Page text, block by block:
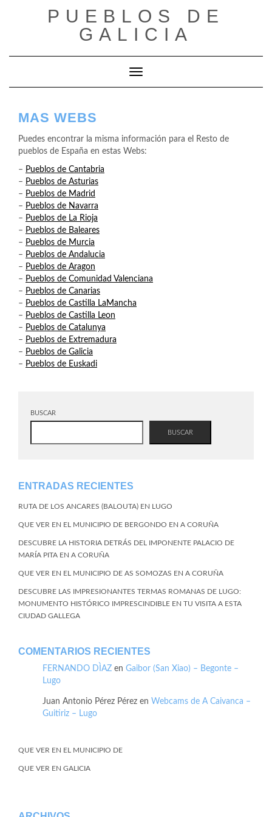
PUEBLOS DE
GALICIA
Cambiar modo de navegación
MAS WEBS
Puedes encontrar la misma información para el Resto de
pueblos de España en estas Webs:
– Pueblos de Cantabria
– Pueblos de Asturias
– Pueblos de Madrid
– Pueblos de Navarra
– Pueblos de La Rioja
– Pueblos de Baleares
– Pueblos de Murcia
– Pueblos de Andalucia
– Pueblos de Aragon
– Pueblos de Comunidad Valenciana
– Pueblos de Canarias
– Pueblos de Castilla LaMancha
– Pueblos de Castilla Leon
– Pueblos de Catalunya
– Pueblos de Extremadura
– Pueblos de Galicia
– Pueblos de Euskadi
BUSCAR
BUSCAR
ENTRADAS RECIENTES
RUTA DE LOS ANCARES (BALOUTA) EN LUGO
QUE VER EN EL MUNICIPIO DE BERGONDO EN A CORUÑA
DESCUBRE LA HISTORIA DETRÁS DEL IMPONENTE PALACIO DE
MARÍA PITA EN A CORUÑA
QUE VER EN EL MUNICIPIO DE AS SOMOZAS EN A CORUÑA
DESCUBRE LAS IMPRESIONANTES TERMAS ROMANAS DE LUGO:
MONUMENTO HISTÓRICO IMPRESCINDIBLE EN TU VISITA A ESTA
CIUDAD GALLEGA
COMENTARIOS RECIENTES
FERNANDO DÌAZ en Gaibor (San Xiao) – Begonte –
Lugo
Juan Antonio Pérez Pérez en Webcams de A Caivanca –
Guitiriz – Lugo
QUE VER EN EL MUNICIPIO DE
QUE VER EN GALICIA